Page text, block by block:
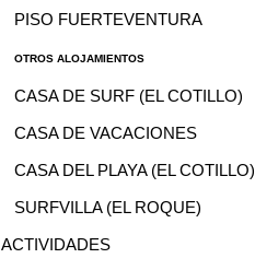
PISO FUERTEVENTURA
OTROS ALOJAMIENTOS
CASA DE SURF (EL COTILLO)
CASA DE VACACIONES
CASA DEL PLAYA (EL COTILLO)
SURFVILLA (EL ROQUE)
ACTIVIDADES